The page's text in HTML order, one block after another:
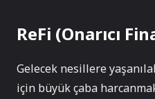
ReFi (Onarıcı
Gelecek nesillere
için büyük çaba